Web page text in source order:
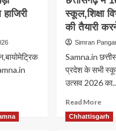
के
बाद
कर
सकते
हैं
में
बना
सकते
स्कूल,शिक्षा
की तैयारी
Simran
Samna.in
प्रदेश के सभी
उत्सव 2026
Read MoreRead
Chhattisgarh